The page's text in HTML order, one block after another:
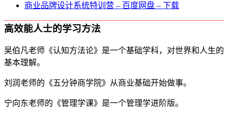
商业品牌设计系统特训营 – 百度网盘 – 下载
高效能人士的学习方法
吴伯凡老师《认知方法论》是一个基础学科，对世界和人生的
基本理解。
刘润老师的《五分钟商学院》从商业基础开始做事。
宁向东老师的《管理学课》是一个管理学进阶版。